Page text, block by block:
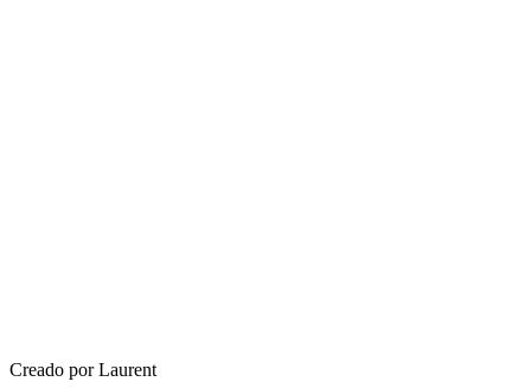
Creado por Laurent